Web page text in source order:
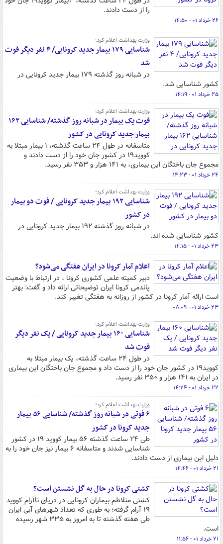
را از دست دادند.
۲۶ خرداد ۰۱ - ۱۴:۵۰
وزارت بهداشت اعلام کرد؛
شناسایی ۱۷۹ بیمار جدید کرونایی/ ۴ نفر دیگر فوت
شد
در شبانه روز گذشته ۱۷۹ بیمار جدید کرونایی در
کشور شناسایی شد.
۲۵ خرداد ۰۱ - ۱۴:۱۹
وزارت بهداشت اعلام کرد؛
فوت یک بیمار در شبانه روز گذشته/ شناسایی ۱۶۲
بیمار جدید کرونایی در کشور
متاسفانه در طول ۲۴ ساعت گذشته، ۱ بیمار مبتلا به
کووید۱۹ در کشور جان خود را از دست دادند و
مجموع جان باختگان این بیماری، به ۱۴۱ هزار و ۳۵۳ نفر رسید.
۲۴ خرداد ۰۱ - ۱۴:۲۳
وزارت بهداشت اعلام کرد؛
شناسایی ۱۹۲ بیمار جدید کرونایی / فوت دو بیمار
در کشور
در شبانه روز گذشته ۱۹۲ بیمار جدید کرونایی در
کشور شناسایی شده اند.
۲۳ خرداد ۰۱ - ۱۴:۱۵
اعلام آمار کرونا در ایران هفتگی می‌شود؟
دبیر کمیته علمی کشوری کرونا ، در ارتباط با وضعیت
پاندمی کرونا ایران توضیحاتی ارائه داد و گفت: بهتر
است ارائه آمار کرونا در کشور از روزانه به هفتگی تغییر کند.
۲۳ خرداد ۰۱ - ۰۸:۰۹
وزارت بهداشت اعلام کرد؛
شناسایی ۱۶۰ بیمار جدید کرونایی / یک نفر دیگر
فوت شد
در طول ۲۴ ساعت گذشته، یک بیمار مبتلا به
کووید۱۹ در کشور جان خود را از دست داد و مجموع جان باختگان این بیماری
در ایران به ۱۴۱ هزار و ۳۵۰ نفر رسید.
۲۲ خرداد ۰۱ - ۱۴:۲۴
وزارت بهداشت اعلام کرد؛
۶ فوتی در شبانه روز گذشته/ شناسایی ۵۶ بیمار
جدید کرونا در کشور
طی ۲۴ ساعت گذشته ۵۶ بیمار کووید ۱۹ در کشور
شناسایی شدند و متاسفانه ۶ بیمار نیز جان خود را به
دلیل این بیماری از دست دادند.
۲۱ خرداد ۰۱ - ۱۴:۴۶
کشتی کرونا در حال به گل نشستن است؟
کشتی متلاطم بیماران کرونایی در دریای ناآرام کووید
۱۹ آرام گرفته؛ به طوری که تعداد شهرهای آبی ایران
طی هفته گذشته تا به امروز به ۳۳۵ شهر رسیده
است.
۲۱ خرداد ۰۱ - ۱۱:۵۶